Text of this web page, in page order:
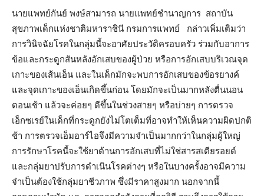
นายแพทย์กันย์ พงษ์สามารถ นายแพทย์ชำนาญการ สถาบัน
สุขภาพเด็กแห่งชาติมหาราชินี กรมการแพทย์ กล่าวเพิ่มเติมว่า
การวินิจฉัยโรคในกลุ่มนี้จะอาศัยประวัติครอบครัว ร่วมกับอาการ
ข้อและกระดูกสันหลังอักเสบของผู้ป่วย หรือการอักเสบบริเวณจุด
เกาะของเส้นเอ็น และในเด็กมักจะพบการอักเสบของข้อรยางค์
และจุดเกาะของเอ็นเกิดขึ้นก่อน โดยมักจะเป็นมากหลังตื่นนอน
ตอนเช้า แล้วจะค่อยๆ ดีขึ้นในช่วงสายๆ หรือบ่ายๆ การตรวจ
เอ็กซเรย์ในเด็กที่กระดูกยังไม่โตเต็มที่อาจทำให้เห็นความผิดปกติ
ช้า การตรวจเอ็มอาร์ไอจึงมีความจำเป็นมากกว่าในกลุ่มผู้ใหญ่
การรักษาโรคนี้จะใช้ยาต้านการอักเสบที่ไม่ใช่สารสเตียรอยด์
และกลุ่มยาปรับการดำเนินโรคต่างๆ หรือในบางครั้งอาจมีความ
จำเป็นต้องใช้กลุ่มยาชีวภาพ ซึ่งมีราคาสูงมาก นอกจากนี้